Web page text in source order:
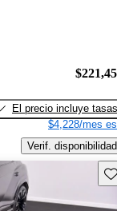
El precio incluye tasas
$4,228/mes
Verif. disponibilidad